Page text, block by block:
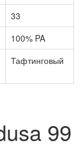
33
100% PA
Тафтинговый
99